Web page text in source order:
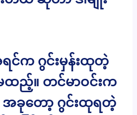
ရင်က ဂွင်းမှန်းထုတဲ့
ည့်။ တင်မာဝင်းက
အခုတော့ ဂွင်းထုရတဲ့